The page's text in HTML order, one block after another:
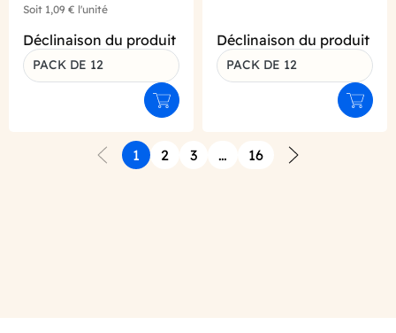
Soit 1,09 € l'unité
Déclinaison du produit
PACK DE 12
Ajouter au panier
Déclinaison du produit
PACK DE 12
Précédent
1 2 3 …
16